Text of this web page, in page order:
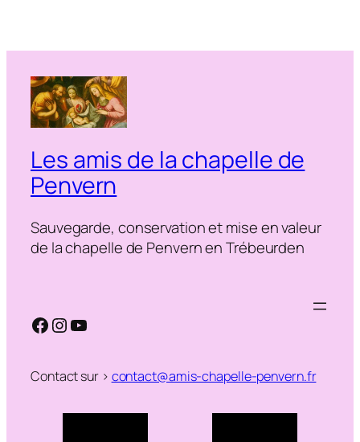
Les amis de la chapelle de
Penvern
Sauvegarde, conservation et mise en valeur
de la chapelle de Penvern en Trébeurden
Facebook
Instagram
YouTube
Contact sur > contact@amis-chapelle-penvern.fr